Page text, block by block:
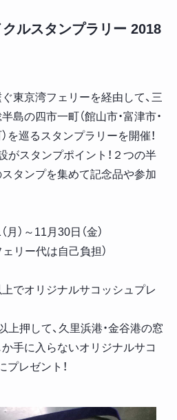
ルスタンプラリー 2018
東京湾フェリーを経由して、三
島の四市一町（館山市・富津市・
を巡るスタンプラリーを開催！
がスタンプポイント！２つの半
タンプを集めて記念品や参加
月）～11月30日（金）
ェリー代は自己負担）
上でオリジナルサコッシュプレ
押して、久里浜港・金谷港の窓
手に入らないオリジナルサコ
レゼント！